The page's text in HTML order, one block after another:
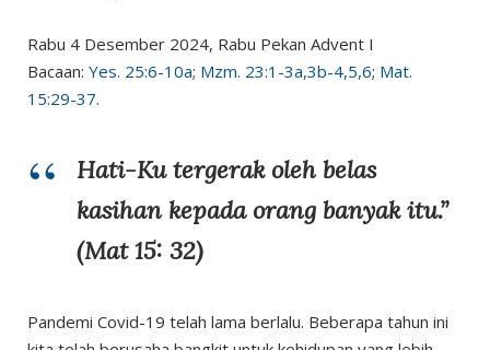
Rabu 4 Desember 2024, Rabu Pekan Advent I
Bacaan: Yes. 25:6-10a; Mzm. 23:1-3a,3b-4,5,6; Mat.
15:29-37.
Hati-Ku tergerak oleh belas
kasihan kepada orang banyak itu.”
(Mat 15: 32)
Pandemi Covid-19 telah lama berlalu. Beberapa tahun ini